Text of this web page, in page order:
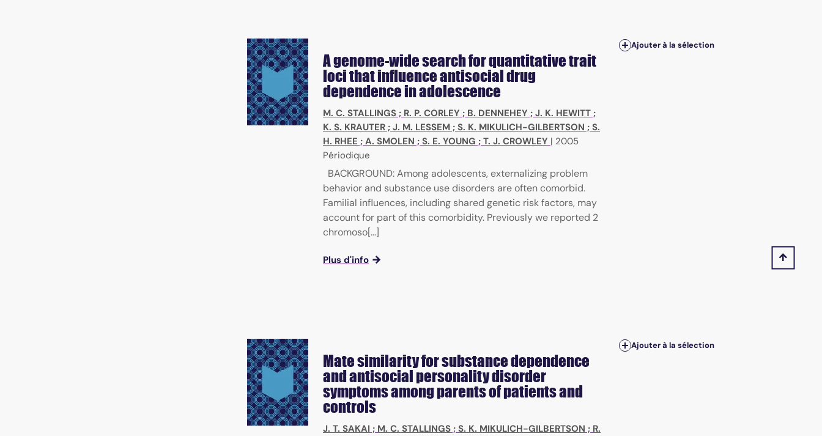
A genome-wide search for quantitative trait
loci that influence antisocial drug
dependence in adolescence
M. C. STALLINGS ; R. P. CORLEY ; B. DENNEHEY ; J. K. HEWITT ;
K. S. KRAUTER ; J. M. LESSEM ; S. K. MIKULICH-GILBERTSON ; S.
H. RHEE ; A. SMOLEN ; S. E. YOUNG ; T. J. CROWLEY | 2005
Périodique
BACKGROUND: Among adolescents, externalizing problem
behavior and substance use disorders are often comorbid.
Familial influences, including shared genetic risk factors, may
account for part of this comorbidity. Previously we reported 2
chromoso[...]
Plus d'info
Ajouter à la sélection
Mate similarity for substance dependence
and antisocial personality disorder
symptoms among parents of patients and
controls
J. T. SAKAI ; M. C. STALLINGS ; S. K. MIKULICH-GILBERTSON ; R.
Ajouter à la sélection